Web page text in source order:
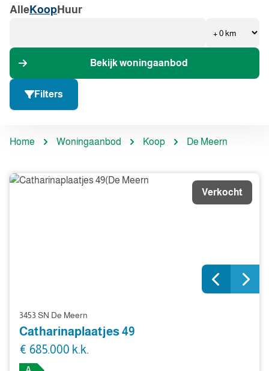
Alle Koop Huur
Bekijk woningaanbod
Filters
Home Woningaanbod Koop De Meern
Verkocht
3453 SN De Meern
Catharinaplaatjes 49
€ 685.000 k.k.